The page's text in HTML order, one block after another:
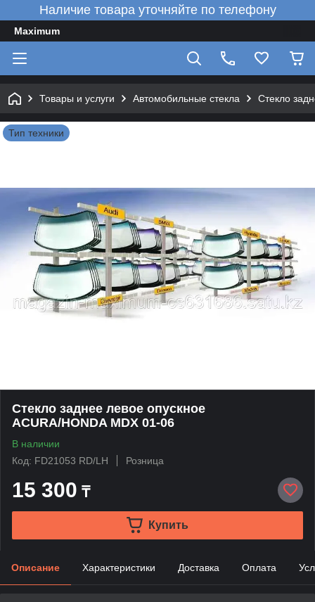
Наличие товара уточняйте по телефону
Maximum
Товары и услуги Автомобильные стекла Стекло
Тип техники
Стекло заднее левое опускное
ACURA/HONDA MDX 01-06
В наличии
Код: FD21053 RD/LH
Розница
15 300 ₸
Купить
Описание Характеристики Доставка Оплата